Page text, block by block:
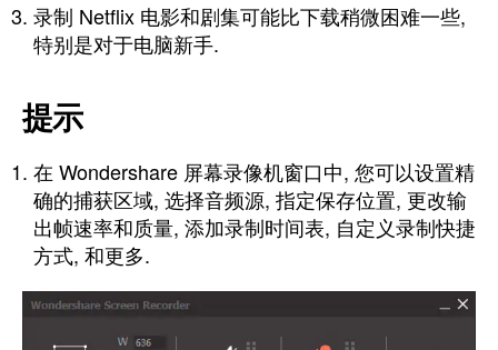
录制 Netflix 电影和剧集可能比下载稍微困难一些,
特别是对于电脑新手.
提示
在 Wondershare 屏幕录像机窗口中, 您可以设置精
确的捕获区域, 选择音频源, 指定保存位置, 更改输
出帧速率和质量, 添加录制时间表, 自定义录制快捷
方式, 和更多.